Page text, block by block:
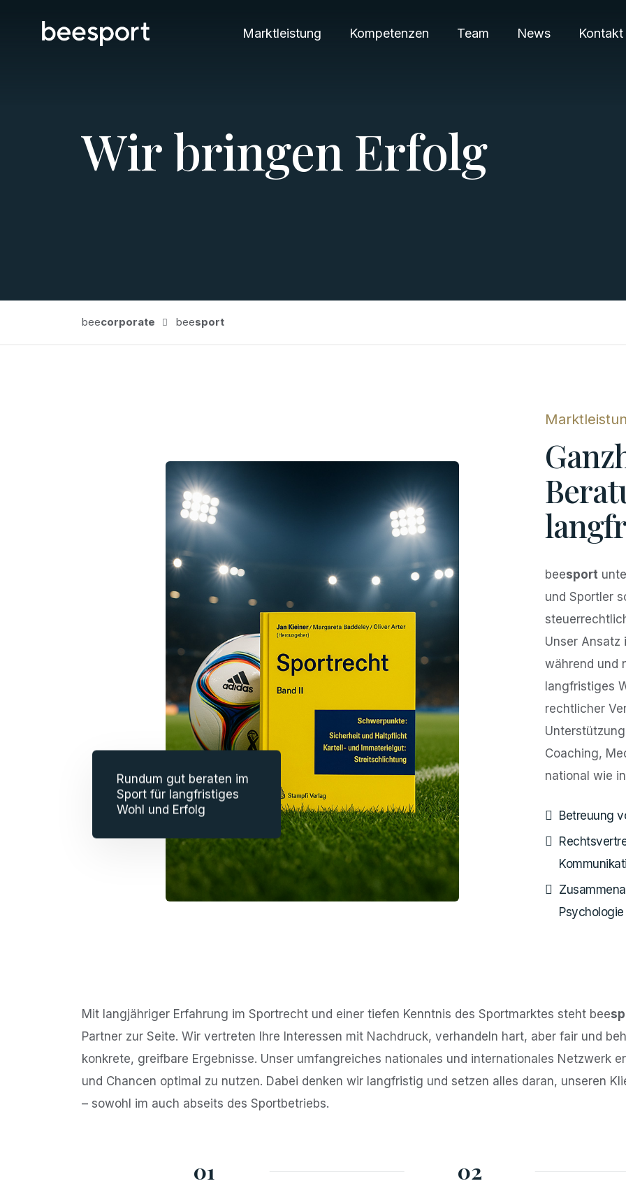
Marktleistung Kompetenzen Team News Kontakt
WirbringenErfolg
beecorporate beesport
Rundum gut beraten im
Sport für langfristiges
Wohl und Erfolg
beesport
und Sportler
Unser
während und
langfristiges
rechtlicher
Coaching,
national wie
Betreuung
Mit langjähriger Erfahrung im Sportrecht und einer tiefen Kenntnis des Sportmarktes steht bee
Partner zur Seite. Wir vertreten Ihre Interessen mit Nachdruck, verhandeln hart, aber fair und
konkrete, greifbare Ergebnisse. Unser umfangreiches nationales und internationales Netzwerk
und Chancen optimal zu nutzen. Dabei denken wir langfristig und setzen alles daran, unseren
– sowohl im auch abseits des Sportbetriebs.
01 02